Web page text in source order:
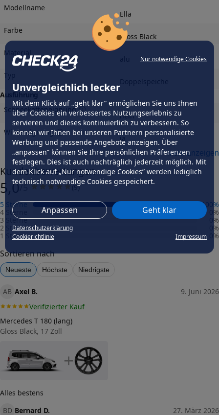
Nur notwendige Cookies
Unvergleichlich lecker
Mit dem Klick auf „geht klar” ermöglichen Sie uns Ihnen
über Cookies ein verbessertes Nutzungserlebnis zu
servieren und dieses kontinuierlich zu verbessern. So
können wir Ihnen bei unseren Partnern personalisierte
Werbung und passende Angebote anzeigen. Über
„anpassen” können Sie Ihre persönlichen Präferenzen
festlegen. Dies ist auch nachträglich jederzeit möglich. Mit
dem Klick auf „Nur notwendige Cookies” werden lediglich
technisch notwendige Cookies gespeichert.
Anpassen Geht klar
Datenschutzerklärung
Cookierichtlinie
Impressum
Modellname
Ella
Farbe
Gloss Black
Material
Typ
Ausführung
Schneeketteneignung
nein
Wintereignung
ja
Herstellungsverfahren
gegossen
Präzisionsgrad
mittel
Eintragungsfrei
-
Freigabe
Gutachten Link
Größe (in Zoll)
Einpresstiefe (in mm)
114,3
mehr anzeigen
Kundenbewertungen
5,0/5 9)
5 Sterne
100%
4 Sterne
%
3 Sterne
%
2 Sterne
%
1 Stern
%
Sortieren nach
Neueste Höchste Niedrigste
AB Axel B.
9. Juni 2026
Verifizierter Kauf
Mercedes T 180 (lang)
Gloss Black, 17 Zoll
+
Alles bestens
BD Bernard D.
27. März 2026